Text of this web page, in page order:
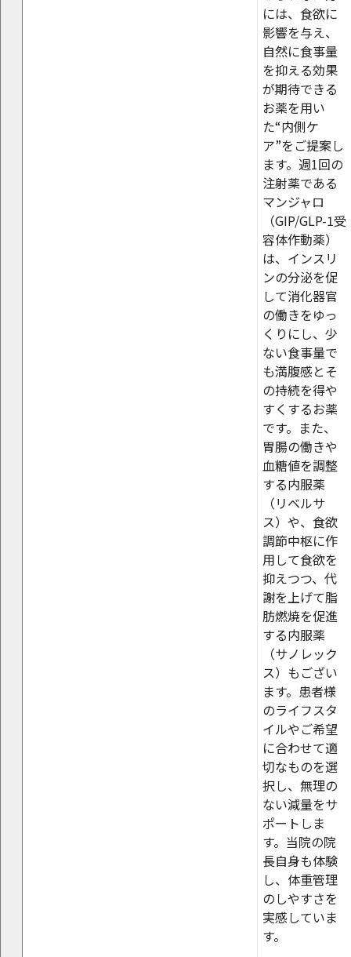
には、食欲に
影響を与え、
自然に食事量
を抑える効果
が期待できる
お薬を用い
た“内側ケ
ア”をご提案し
ます。週1回の
注射薬である
マンジャロ
（GIP/GLP-1受
容体作動薬）
は、インスリ
ンの分泌を促
して消化器官
の働きをゆっ
くりにし、少
ない食事量で
も満腹感とそ
の持続を得や
すくするお薬
です。また、
胃腸の働きや
血糖値を調整
する内服薬
（リベルサ
ス）や、食欲
調節中枢に作
用して食欲を
抑えつつ、代
謝を上げて脂
肪燃焼を促進
する内服薬
（サノレック
ス）もござい
ます。患者様
のライフスタ
イルやご希望
に合わせて適
切なものを選
択し、無理の
ない減量をサ
ポートしま
す。当院の院
長自身も体験
し、体重管理
のしやすさを
実感していま
す。